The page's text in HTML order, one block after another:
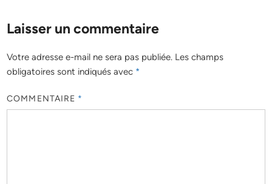
Laisser un commentaire
Votre adresse e-mail ne sera pas publiée. Les champs
obligatoires sont indiqués avec *
COMMENTAIRE *